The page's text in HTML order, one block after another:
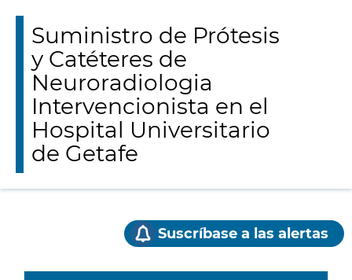
Suministro de Prótesis
y Catéteres de
Neuroradiologia
Intervencionista en el
Hospital Universitario
de Getafe
Suscríbase a las alertas